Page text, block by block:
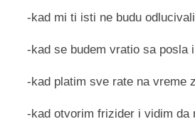
-kad mi ti isti ne budu
-kad se budem vratio sa posla
-kad platim sve rate na vreme
-kad otvorim frizider i vidim da